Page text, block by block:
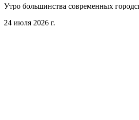
Утро большинства современных
24 июля 2026 г.